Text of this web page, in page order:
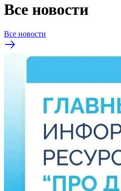
Все новости
Все новости